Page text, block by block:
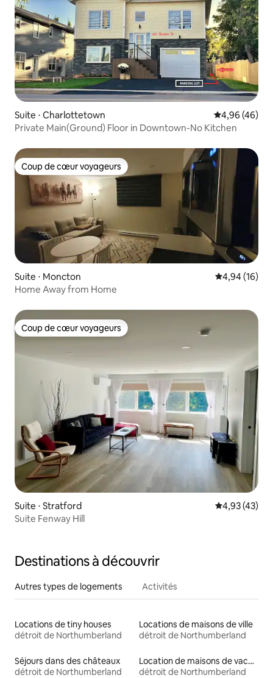
Suite ⋅ Charlottetown Évaluation
4,96 (46)
Private Main(Ground) Floor in Downtown-No Kitchen
Coup de cœur voyageurs
Coup de cœur voyageurs
Suite ⋅ Moncton Évaluation
4,94 (16)
Home Away from Home
Coup de cœur voyageurs
Coup de cœur voyageurs
Suite ⋅ Stratford Évaluation
4,93 (43)
Suite Fenway Hill
Destinations à découvrir
Autres types de logements Activités
Locations de tiny houses
détroit de Northumberland
Locations de maisons de ville
détroit de Northumberland
Séjours dans des châteaux
détroit de Northumberland
Location de maisons de vacances
détroit de Northumberland